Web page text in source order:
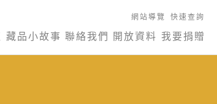
網站導覽 快速查詢
藏品小故事 聯絡我們 開放資料 我要捐贈